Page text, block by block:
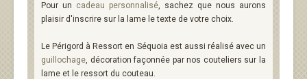
Pour un cadeau personnalisé, sachez que nous aurons
plaisir d'inscrire sur la lame le texte de votre choix.
Le Périgord à Ressort en Séquoia est aussi réalisé avec un
guillochage, décoration façonnée par nos couteliers sur la
lame et le ressort du couteau.